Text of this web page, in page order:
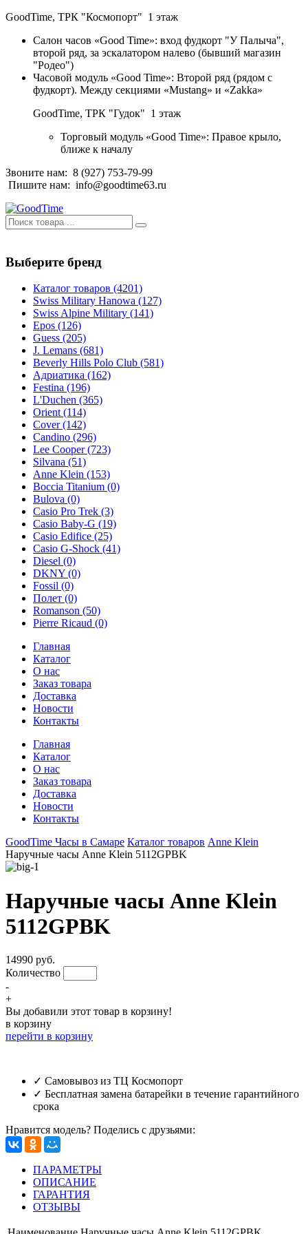
GoodTime, ТРК "Космопорт" 1 этаж
Салон часов «Good Time»: вход фудкорт "У Палыча",
второй ряд, за эскалатором налево (бывший магазин
"Родео")
Часовой модуль «Good Time»: Второй ряд (рядом с
фудкорт). Между секциями «Mustang» и «Zakka»
GoodTime, ТРК "Гудок" 1 этаж
Торговый модуль «Good Time»: Правое крыло,
ближе к началу
Звоните нам: 8 (927) 753-79-99
Пишите нам: info@goodtime63.ru
Выберите бренд
Каталог товаров (4201)
Swiss Military Hanowa (127)
Swiss Alpine Military (141)
Epos (126)
Guess (205)
J. Lemans (681)
Beverly Hills Polo Club (581)
Адриатика (162)
Festina (196)
L'Duchen (365)
Orient(114)
Cover(142)
Candino (296)
Lee Cooper(723)
Silvana (51)
Anne Klein (153)
Boccia Titanium (0)
Bulova (0)
Casio Pro Trek (3)
Casio Baby-G (19)
Casio Edifice (25)
Casio G-Shock (41)
Diesel (0)
DKNY (0)
Fossil (0)
Полет (0)
Romanson (50)
Pierre Ricaud (0)
Главная
Каталог
О нас
Заказ товара
Доставка
Новости
Контакты
Главная
Каталог
О нас
Заказ товара
Доставка
Новости
Контакты
GoodTime Часы в Самаре Каталог товаров Anne Klein
Наручные часы Anne Klein 5112GPBK
Наручные часы Anne Klein
5112GPBK
14990 руб.
Количество
-
+
Вы добавили этот товар в корзину!
в корзину
перейти в корзину
✓ Самовывоз из ТЦ Космопорт
✓ Бесплатная замена батарейки в течение гарантийного
срока
Нравится модель? Поделись с друзьями:
ПАРАМЕТРЫ
ОПИСАНИЕ
ГАРАНТИЯ
ОТЗЫВЫ